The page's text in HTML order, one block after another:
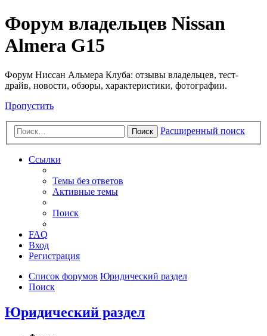
Форум владельцев Nissan
Almera G15
Форум Ниссан Альмера Клуба: отзывы владельцев, тест-
драйв, новости, обзоры, характеристики, фотографии.
Пропустить
Поиск Расширенный поиск
Ссылки
Темы без ответов
Активные темы
Поиск
FAQ
Вход
Регистрация
Список форумов Юридический раздел
Поиск
Юридический раздел